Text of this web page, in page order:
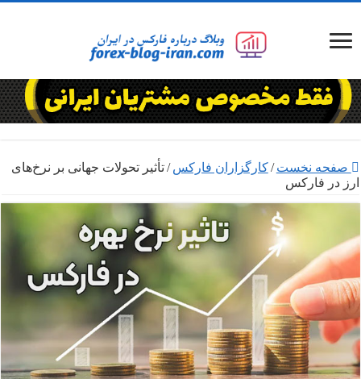
صفحه نخست /کارگزاران فارکس /تأثیر تحولات جهانی بر نرخ‌های
ارز در فارکس